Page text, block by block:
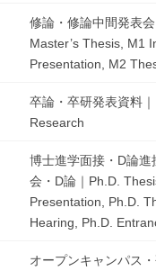
修論・修論中間発表
Master’s Thesis, M1
Presentation, M2
卒論・卒研発表資料
Research
博士進学面接・D論
会・D論｜Ph.D.
Presentation, Ph.D.
Hearing, Ph.D.
オープンキャンパス